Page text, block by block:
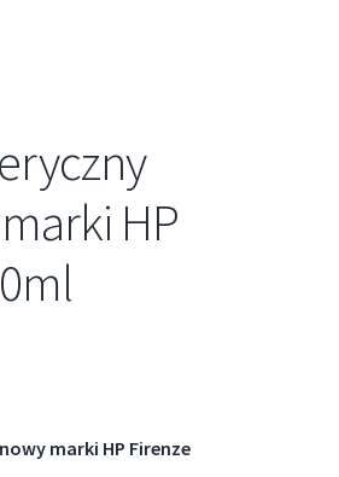
HP
marki HP Firenze